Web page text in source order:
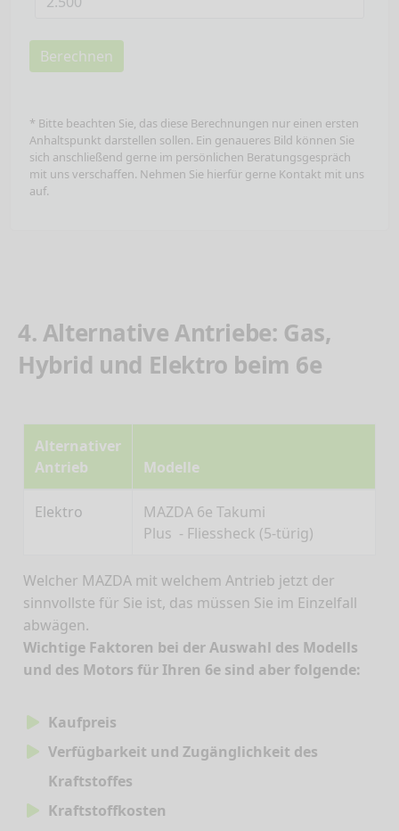
Berechnen
* Bitte beachten Sie, das diese Berechnungen nur einen ersten
Anhaltspunkt darstellen sollen. Ein genaueres Bild können Sie
sich anschließend gerne im persönlichen Beratungsgespräch
mit uns verschaffen. Nehmen Sie hierfür gerne Kontakt mit uns
auf.
4. Alternative Antriebe: Gas,
Hybrid und Elektro beim 6e
Alternativer
Antrieb
Modelle
Elektro
MAZDA 6e Takumi
Plus - Fliessheck (5-türig)
Welcher MAZDA mit welchem Antrieb jetzt der
sinnvollste für Sie ist, das müssen Sie im Einzelfall
abwägen.
Wichtige Faktoren bei der Auswahl des Modells
und des Motors für Ihren 6e sind aber folgende:
Kaufpreis
Verfügbarkeit und Zugänglichkeit des
Kraftstoffes
Kraftstoffkosten